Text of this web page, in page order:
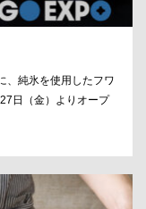
、純氷を使用したフワ
日（金）よりオープ